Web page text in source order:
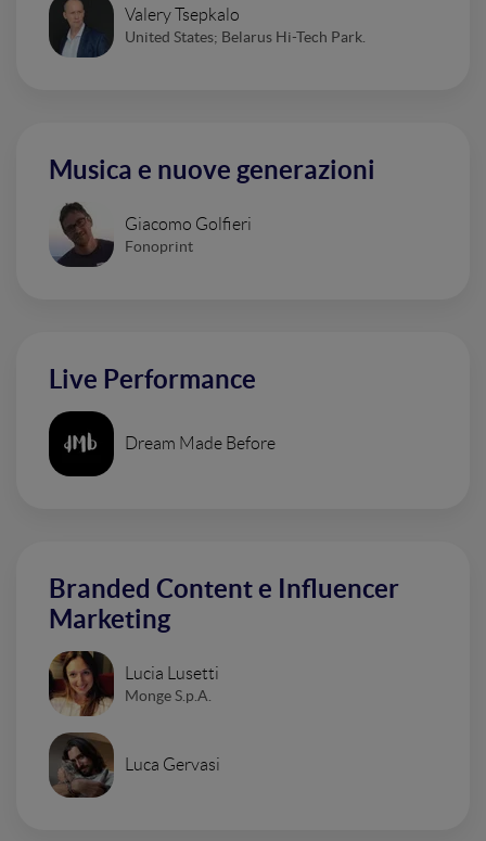
Valery Tsepkalo
United States; Belarus Hi-Tech Park.
Musica e nuove generazioni
Giacomo Golfieri
Fonoprint
Live Performance
Dream Made Before
Branded Content e Influencer
Marketing
Lucia Lusetti
Monge S.p.A.
Luca Gervasi